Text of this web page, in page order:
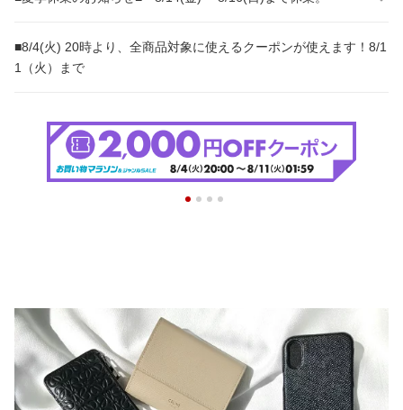
■8/4(火) 20時より、全商品対象に使えるクーポンが使えます！8/1
1（火）まで